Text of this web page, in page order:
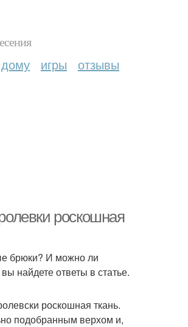
игры отзывы
роскошная
брюки? И можно ли
найдете ответы в статье.
роскошная ткань.
подобранным верхом и,